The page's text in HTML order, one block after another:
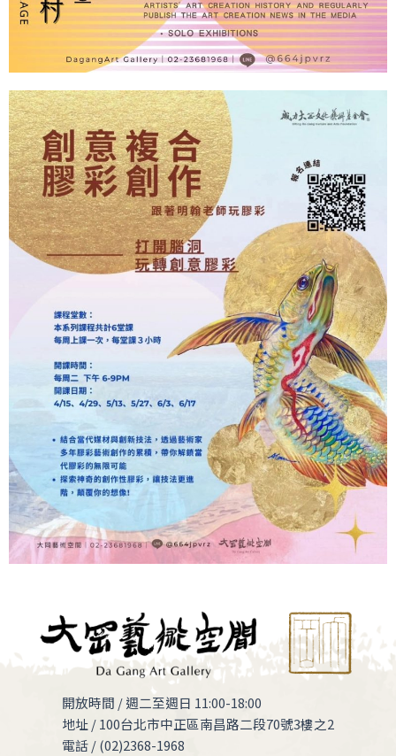
開放時間 / 週二至週日 11:00-18:00
地址 / 100台北市中正區南昌路二段70號3樓之2
電話 / (02)2368-1968